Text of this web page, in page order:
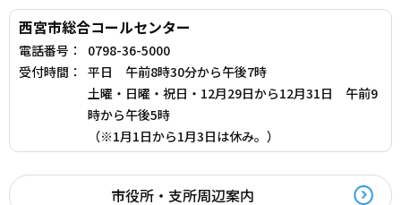
西宮市総合コールセンター
電話番号：
0798-36-5000
受付時間：
平日 午前8時30分から午後7時
土曜・日曜・祝日・12月29日から12月31日 午前9
時から午後5時
（※1月1日から1月3日は休み。）
市役所・支所周辺案内